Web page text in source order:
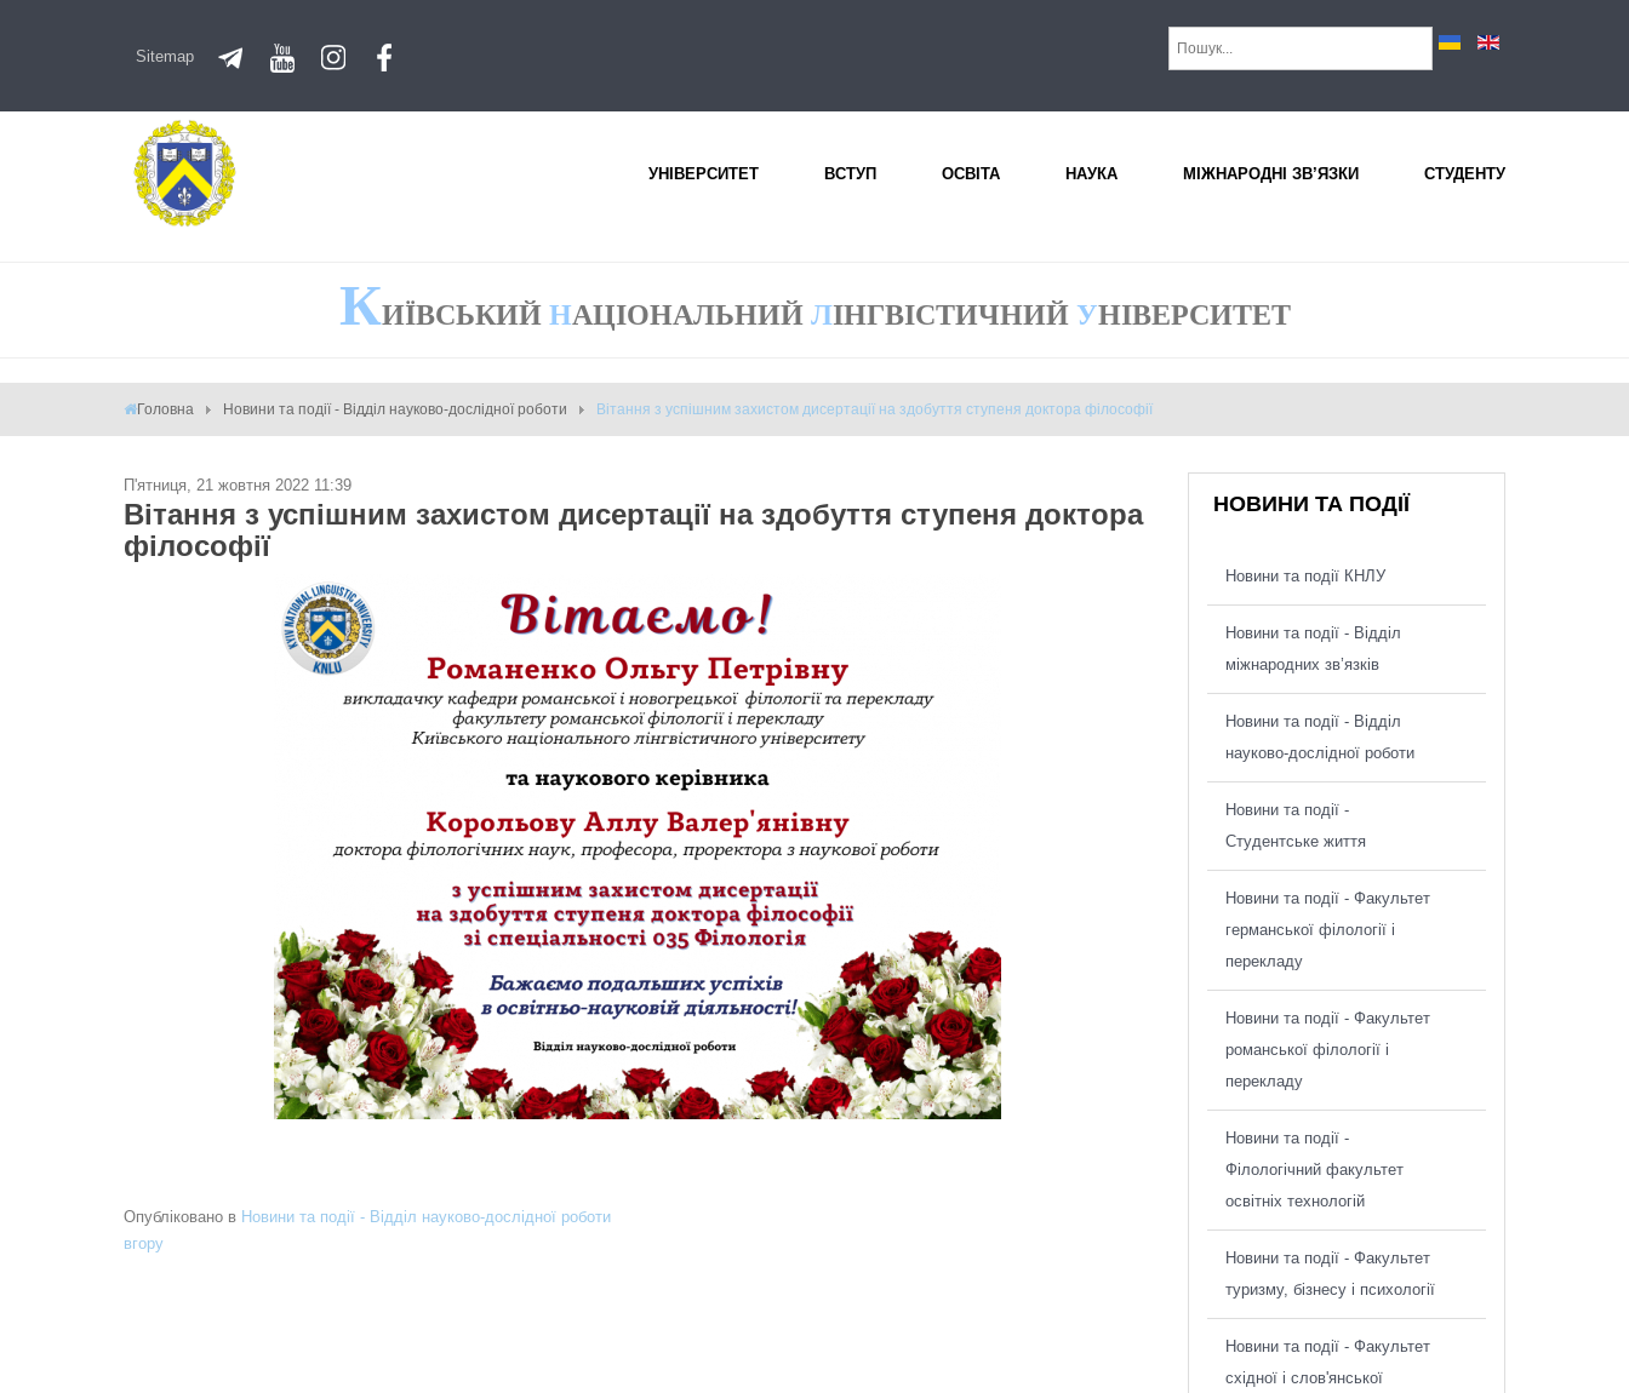
Sitemap
УНІВЕРСИТЕТ ВСТУП ОСВІТА НАУКА МІЖНАРОДНІ ЗВ’ЯЗКИ СТУДЕНТУ
КИЇВСЬКИЙ НАЦІОНАЛЬНИЙ ЛІНГВІСТИЧНИЙ УНІВЕРСИТЕТ
Головна Новини та події - Відділ науково-дослідної роботи Вітання з успішним захистом дисертації на здобуття ступеня доктора філософії
П'ятниця, 21 жовтня 2022 11:39
Вітання з успішним захистом дисертації на здобуття ступеня доктора
філософії
Опубліковано в Новини та події - Відділ науково-дослідної роботи
вгору
НОВИНИ ТА ПОДІЇ
Новини та події КНЛУ
Новини та події - Відділ
міжнародних зв’язків
Новини та події - Відділ
науково-дослідної роботи
Новини та події -
Студентське життя
Новини та події - Факультет
германської філології і
перекладу
Новини та події - Факультет
романської філології і
перекладу
Новини та події -
Філологічний факультет
освітніх технологій
Новини та події - Факультет
туризму, бізнесу і психології
Новини та події - Факультет
східної і слов'янської